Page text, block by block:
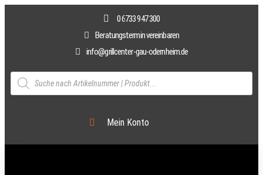
0 6733 947 300
Beratungstermin vereinbaren
info@grillcenter-gau-odernheim.de
Mein Konto